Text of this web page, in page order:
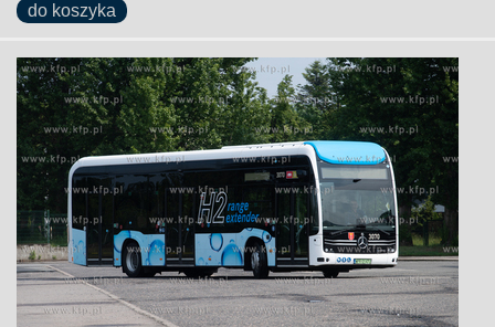
do koszyka